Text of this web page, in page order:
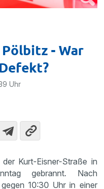
- War
Uhr
Kurt-Eisner-Straße in
gebrannt. Nach
10:30 Uhr in einer